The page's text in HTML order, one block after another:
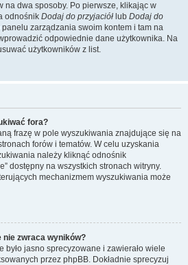
na dwa sposoby. Po pierwsze, klikając w
odnośnik Dodaj do przyjaciół lub Dodaj do
zarządzania swoim kontem i tam na
odpowiednie dane użytkownika. Na
użytkowników z list.
fora?
frazę w pole wyszukiwania znajdujące się na
forów i tematów. W celu uzyskania
należy kliknąć odnośnik
dostępny na wszystkich stronach witryny.
mechanizmem wyszukiwania może
nie zwraca wyników?
było jasno sprecyzowane i zawierało wiele
przez phpBB. Dokładnie sprecyzuj